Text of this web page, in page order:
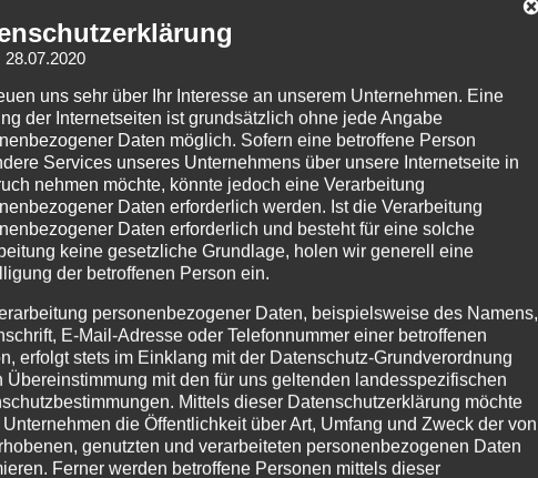
28.07.2020
uns sehr über Ihr Interesse an unserem Unternehmen. Eine
der Internetseiten ist grundsätzlich ohne jede Angabe
Daten möglich. Sofern eine betroffene Person
Services unseres Unternehmens über unsere Internetseite in
nehmen möchte, könnte jedoch eine Verarbeitung
Daten erforderlich werden. Ist die Verarbeitung
Daten erforderlich und besteht für eine solche
keine gesetzliche Grundlage, holen wir generell eine
der betroffenen Person ein.
personenbezogener Daten, beispielsweise des Namens,
E-Mail-Adresse oder Telefonnummer einer betroffenen
erfolgt stets im Einklang mit der Datenschutz-Grundverordnung
Übereinstimmung mit den für uns geltenden landesspezifischen
Mittels dieser Datenschutzerklärung möchte
Unternehmen die Öffentlichkeit über Art, Umfang und Zweck der von
genutzten und verarbeiteten personenbezogenen Daten
Ferner werden betroffene Personen mittels dieser